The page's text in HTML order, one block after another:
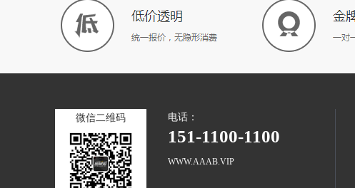
微信二维码 电话：
151-1100-1100
WWW.AAAB.VIP